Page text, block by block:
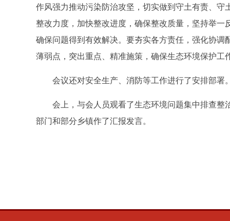
作风强力推动污染防治攻坚，切实做到守土有责、
整改力度，加快整改进度，确保整改质量，坚持举
确保问题得到有效解决。要夯实各方责任，强化协
薄弱点，突出重点、精准施策，确保生态环境保护工
会议还对安全生产、消防等工作进行了安排部署
会上，与会人员观看了生态环境问题集中排查整
部门和部分乡镇作了汇报发言。